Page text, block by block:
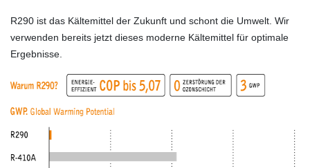
R290 ist das Kältemittel der Zukunft und schont die Umwelt. Wir
verwenden bereits jetzt dieses moderne Kältemittel für optimale
Ergebnisse.